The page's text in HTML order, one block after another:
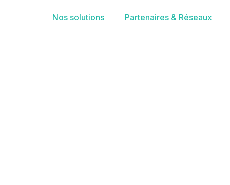
Nos solutions Partenaires & Réseaux